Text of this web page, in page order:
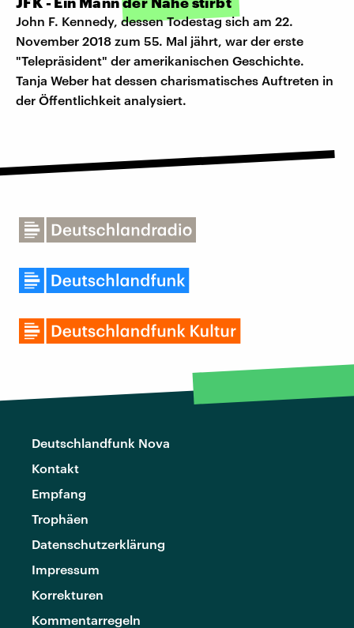
John F. Kennedy, dessen Todestag sich am 22.
November 2018 zum 55. Mal jährt, war der erste
"Telepräsident" der amerikanischen Geschichte.
Tanja Weber hat dessen charismatisches Auftreten in
der Öffentlichkeit analysiert.
Deutschlandfunk Nova
Kontakt
Empfang
Trophäen
Datenschutzerklärung
Impressum
Korrekturen
Kommentarregeln